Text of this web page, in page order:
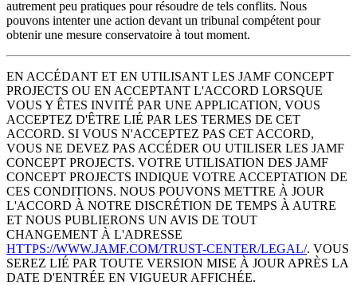
autrement peu pratiques pour résoudre de tels conflits. Nous
pouvons intenter une action devant un tribunal compétent pour
obtenir une mesure conservatoire à tout moment.
EN ACCÉDANT ET EN UTILISANT LES JAMF CONCEPT
PROJECTS OU EN ACCEPTANT L'ACCORD LORSQUE
VOUS Y ÊTES INVITÉ PAR UNE APPLICATION, VOUS
ACCEPTEZ D'ÊTRE LIÉ PAR LES TERMES DE CET
ACCORD. SI VOUS N'ACCEPTEZ PAS CET ACCORD,
VOUS NE DEVEZ PAS ACCÉDER OU UTILISER LES JAMF
CONCEPT PROJECTS. VOTRE UTILISATION DES JAMF
CONCEPT PROJECTS INDIQUE VOTRE ACCEPTATION DE
CES CONDITIONS. NOUS POUVONS METTRE À JOUR
L'ACCORD À NOTRE DISCRÉTION DE TEMPS À AUTRE
ET NOUS PUBLIERONS UN AVIS DE TOUT
CHANGEMENT À L'ADRESSE
HTTPS://WWW.JAMF.COM/TRUST-CENTER/LEGAL/. VOUS
SEREZ LIÉ PAR TOUTE VERSION MISE À JOUR APRÈS LA
DATE D'ENTRÉE EN VIGUEUR AFFICHÉE.